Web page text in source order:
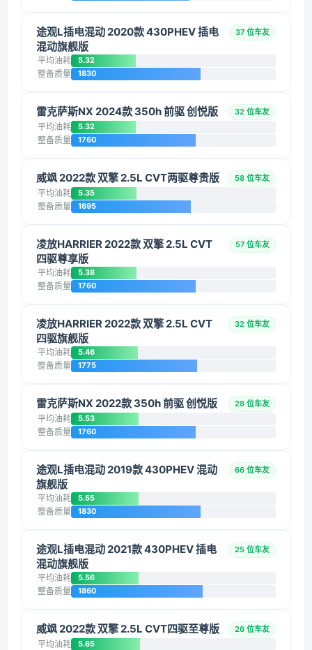
途观L插电混动 2020款 430PHEV 插电
混动旗舰版
37 位车友
平均油耗 5.32
整备质量 1830
雷克萨斯NX 2024款 350h 前驱 创悦版 32 位车友
平均油耗 5.32
整备质量 1760
威飒 2022款 双擎 2.5L CVT两驱尊贵版 58 位车友
平均油耗 5.35
整备质量 1695
凌放HARRIER 2022款 双擎 2.5L CVT
四驱尊享版
57 位车友
平均油耗 5.38
整备质量 1760
凌放HARRIER 2022款 双擎 2.5L CVT
四驱旗舰版
32 位车友
平均油耗 5.46
整备质量 1775
雷克萨斯NX 2022款 350h 前驱 创悦版 28 位车友
平均油耗 5.53
整备质量 1760
途观L插电混动 2019款 430PHEV 混动
旗舰版
66 位车友
平均油耗 5.55
整备质量 1830
途观L插电混动 2021款 430PHEV 插电
混动旗舰版
25 位车友
平均油耗 5.56
整备质量 1860
威飒 2022款 双擎 2.5L CVT四驱至尊版 26 位车友
平均油耗 5.65